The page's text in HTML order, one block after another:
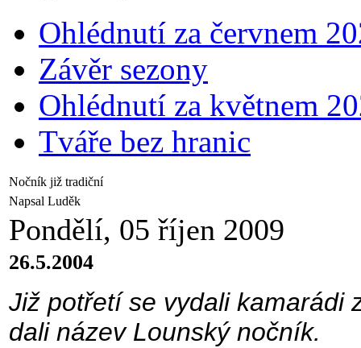
Ohlédnutí za červnem
Závěr sezony
Ohlédnutí za květnem
Tváře bez hranic
Nočník již tradiční
Napsal Luděk
Pondělí, 05 říjen 2009
26.5.2004
Již potřetí se vydali kamarádi
dali název Lounský nočník.